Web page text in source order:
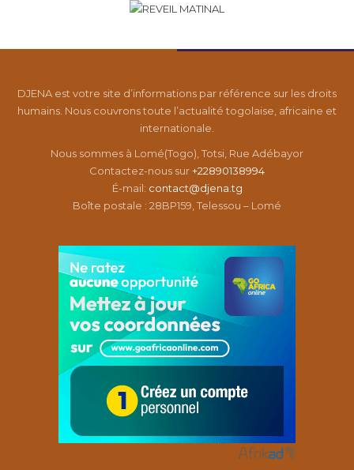
DJENA est votre site d’informations par référence sur les droits
humains. Nous couvrons toute l’actualité togolaise, africaine et
internationale.
Nous sommes à Lomé(Togo), Totsi, Rue Adébayor
Contactez-nous sur+22890138994
É-mail: contact@djena.tg
Boîte postale : 28BP159, Telessou – Lomé